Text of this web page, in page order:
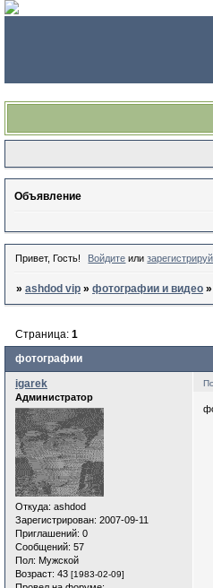
Объявление
Привет, Гость! Войдите или
»ashdod vip »фотографии и видео
фотографии
Страница:1
igarek
Администратор
Откуда: ashdod
Зарегистрирован: 2007-09-11
Приглашений: 0
Сообщений: 57
Пол: Мужской
Возраст: 43 [1983-02-09]